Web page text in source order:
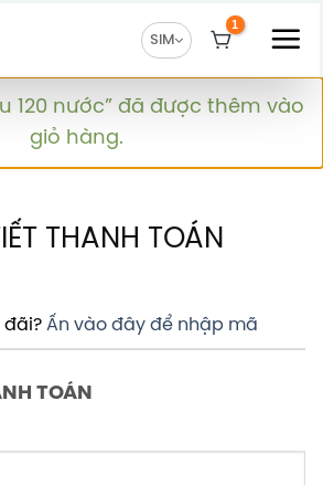
SIM
120 nước” đã được thêm vào
giỏ hàng.
THANH TOÁN
đãi? Ấn vào đây để nhập mã
TOÁN